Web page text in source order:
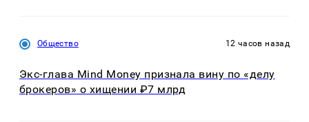
Общество 12 часов назад
Экс-глава Mind Money признала вину по «делу
брокеров» о хищении ₽7 млрд